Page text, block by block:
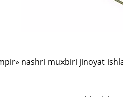
nashri muxbiri jinoyat